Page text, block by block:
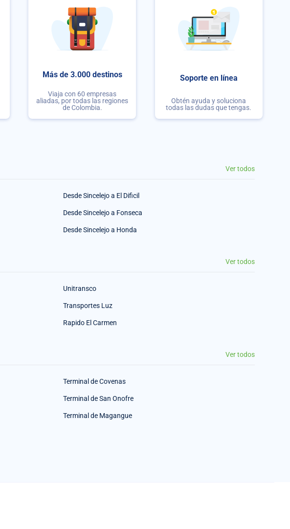
Más de 3.000 destinos
Viaja con 60 empresas
aliadas, por todas las regiones
de Colombia.
Soporte en línea
Obtén ayuda y soluciona
todas las dudas que tengas.
Ver todos
Desde Sincelejo a El Dificil
Desde Sincelejo a Fonseca
Desde Sincelejo a Honda
Ver todos
Unitransco
Transportes Luz
Rapido El Carmen
Ver todos
Terminal de Covenas
Terminal de San Onofre
Terminal de Magangue